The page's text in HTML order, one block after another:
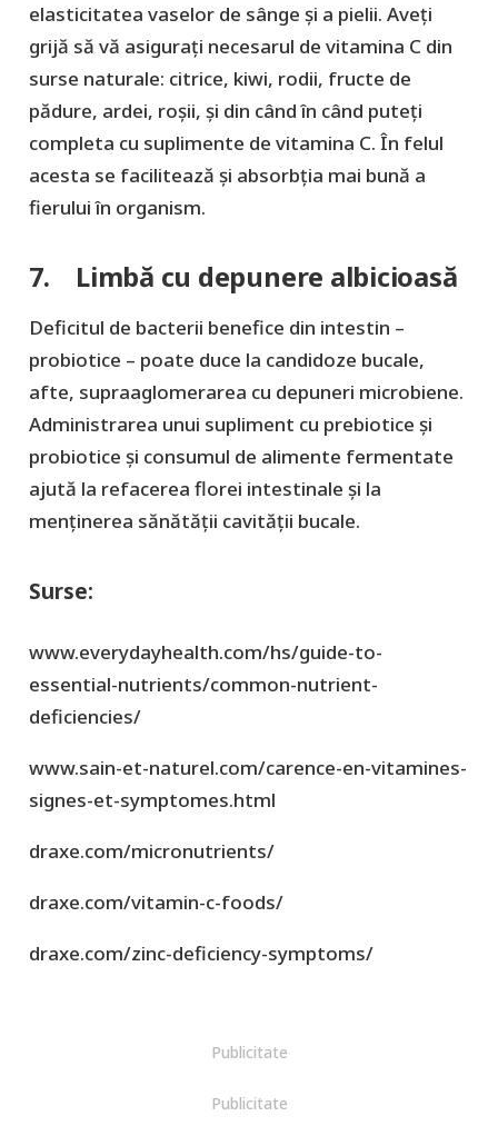
elasticitatea vaselor de sânge și a pielii. Aveți
grijă să vă asigurați necesarul de vitamina C din
surse naturale: citrice, kiwi, rodii, fructe de
pădure, ardei, roșii, și din când în când puteți
completa cu suplimente de vitamina C. În felul
acesta se facilitează și absorbția mai bună a
fierului în organism.
7. Limbă cu depunere albicioasă
Deficitul de bacterii benefice din intestin –
probiotice – poate duce la candidoze bucale,
afte, supraaglomerarea cu depuneri microbiene.
Administrarea unui supliment cu prebiotice și
probiotice și consumul de alimente fermentate
ajută la refacerea florei intestinale și la
menținerea sănătății cavității bucale.
Surse:
www.everydayhealth.com/hs/guide-to-
essential-nutrients/common-nutrient-
deficiencies/
www.sain-et-naturel.com/carence-en-vitamines-
signes-et-symptomes.html
draxe.com/micronutrients/
draxe.com/vitamin-c-foods/
draxe.com/zinc-deficiency-symptoms/
Publicitate
Publicitate